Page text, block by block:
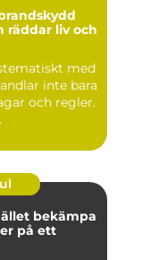
räddar liv och
med
inte bara
och regler.
bekämpa
på ett